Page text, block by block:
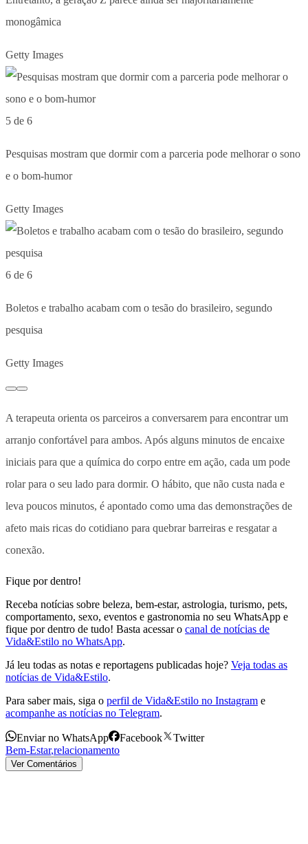
monogâmica
Getty Images
5 de 6
Pesquisas mostram que dormir com a parceria pode melhorar o sono
e o bom-humor
Getty Images
6 de 6
Boletos e trabalho acabam com o tesão do brasileiro, segundo
pesquisa
Getty Images
A terapeuta orienta os parceiros a conversarem para encontrar um
arranjo confortável para ambos. Após alguns minutos de encaixe
iniciais para que a química do corpo entre em ação, cada um pode
rolar para o seu lado para dormir. O hábito, que não custa nada e
leva poucos minutos, é apontado como uma das demonstrações de
afeto mais ricas do cotidiano para quebrar barreiras e resgatar a
conexão.
Fique por dentro!
Receba notícias sobre beleza, bem-estar, astrologia, turismo, pets,
comportamento, sexo, eventos e gastronomia no seu WhatsApp e
fique por dentro de tudo! Basta acessar o canal de notícias de
Vida&Estilo no WhatsApp.
Já leu todas as notas e reportagens publicadas hoje? Veja todas as
notícias de Vida&Estilo.
Para saber mais, siga o perfil de Vida&Estilo no Instagram e
acompanhe as notícias no Telegram.
Enviar no WhatsApp Facebook
Twitter
Bem-Estar,relacionamento
Ver Comentários